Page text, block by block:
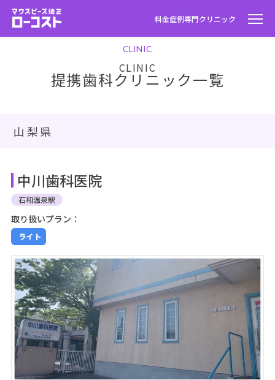
料金症例専門クリニック
CLINIC
提携歯科クリニック一覧
山梨県
中川歯科医院
石和温泉駅
取り扱いプラン：
ライト